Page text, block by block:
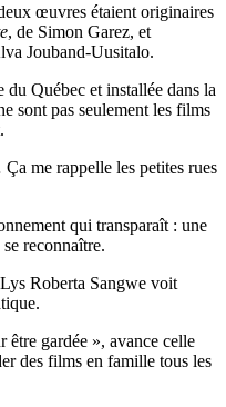
œuvres étaient originaires
, de Simon Garez, et
Jouband-Uusitalo.
Québec et installée dans la
sont pas seulement les films
me rappelle les petites rues
qui transparaît : une
reconnaître.
Roberta Sangwe voit
être gardée », avance celle
des films en famille tous les